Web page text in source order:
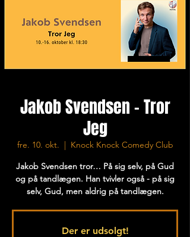
Jakob Svendsen - Tror
Jeg
fre. 10. okt.
  |
Knock Knock Comedy Club
Jakob Svendsen tror… På sig selv, på Gud
og på tandlægen. Han tvivler også - på sig
selv, Gud, men aldrig på tandlægen.
Der er udsolgt!